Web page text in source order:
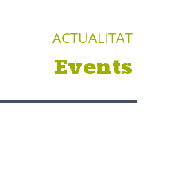
ACTUALITAT
Events